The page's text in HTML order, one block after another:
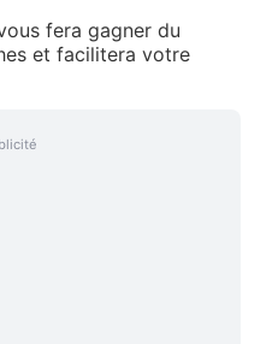
fera gagner du
et facilitera votre